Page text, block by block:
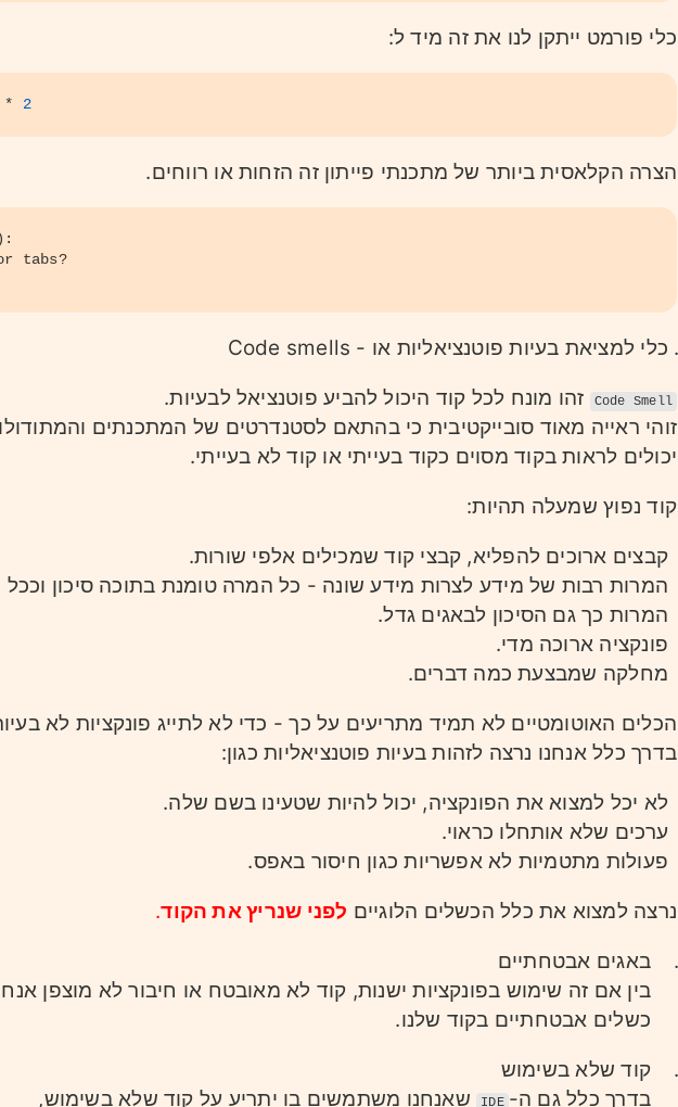
כלי פורמט ייתקן לנו את זה מיד ל:
* 2
הצרה הקלאסית ביותר של מתכנתי פייתון זה הזחות או רווחים.
tabs?
כלי למציאת בעיות פוטנציאליות או - Code smells
Code Smell
זהו מונח לכל קוד היכול להביע פוטנציאל לבעיות.
זוהי ראייה מאוד סובייקטיבית כי בהתאם לסטנדרטים של המתכנתים
יכולים לראות בקוד מסוים כקוד בעייתי או קוד לא בעייתי.
קוד נפוץ שמעלה תהיות:
קבצים ארוכים להפליא, קבצי קוד שמכילים אלפי שורות.
המרות רבות של מידע לצרות מידע שונה - כל המרה טומנת בתוכה סיכון
המרות כך גם הסיכון לבאגים גדל.
פונקציה ארוכה מדי.
מחלקה שמבצעת כמה דברים.
הכלים האוטומטיים לא תמיד מתריעים על כך - כדי לא לתייג פונקציות לא
בדרך כלל אנחנו נרצה לזהות בעיות פוטנציאליות כגון:
לא יכל למצוא את הפונקציה, יכול להיות שטעינו בשם שלה.
ערכים שלא אותחלו כראוי.
פעולות מתטמיות לא אפשריות כגון חיסור באפס.
נרצה למצוא את כלל הכשלים הלוגיים לפני שנריץ את הקוד.
באגים אבטחתיים
בין אם זה שימוש בפונקציות ישנות, קוד לא מאובטח או חיבור לא מוצפן
כשלים אבטחתיים בקוד שלנו.
קוד שלא בשימוש
בדרך כלל גם ה- IDE שאנחנו משתמשים בו יתריע על קוד שלא בשימוש,